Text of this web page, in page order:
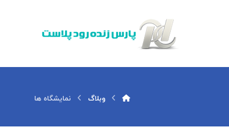
وبلاگ نمایشگاه ها